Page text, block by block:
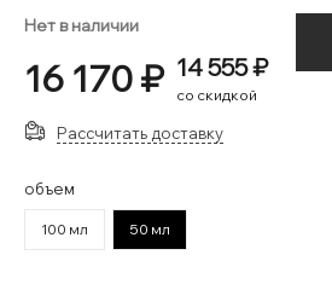
Нет в наличии
16 170 ₽ 14 555 ₽
со скидкой
Рассчитать доставку
объем
100 мл 50 мл